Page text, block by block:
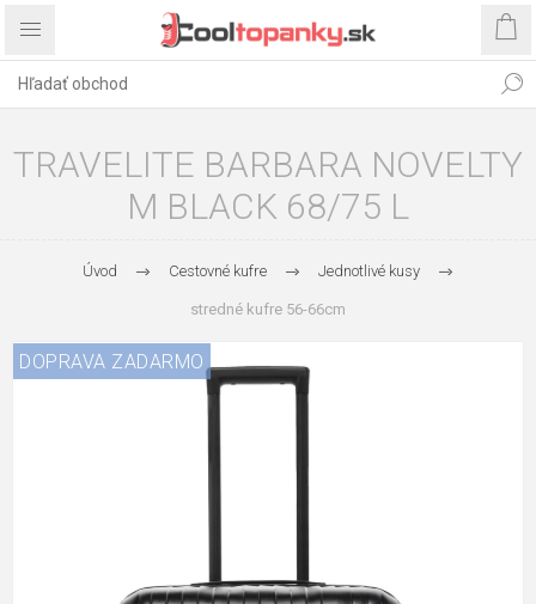
TRAVELITE BARBARA NOVELTY
M BLACK 68/75 L
Úvod Cestovné kufre Jednotlivé kusy
stredné kufre 56-66cm
DOPRAVA ZADARMO